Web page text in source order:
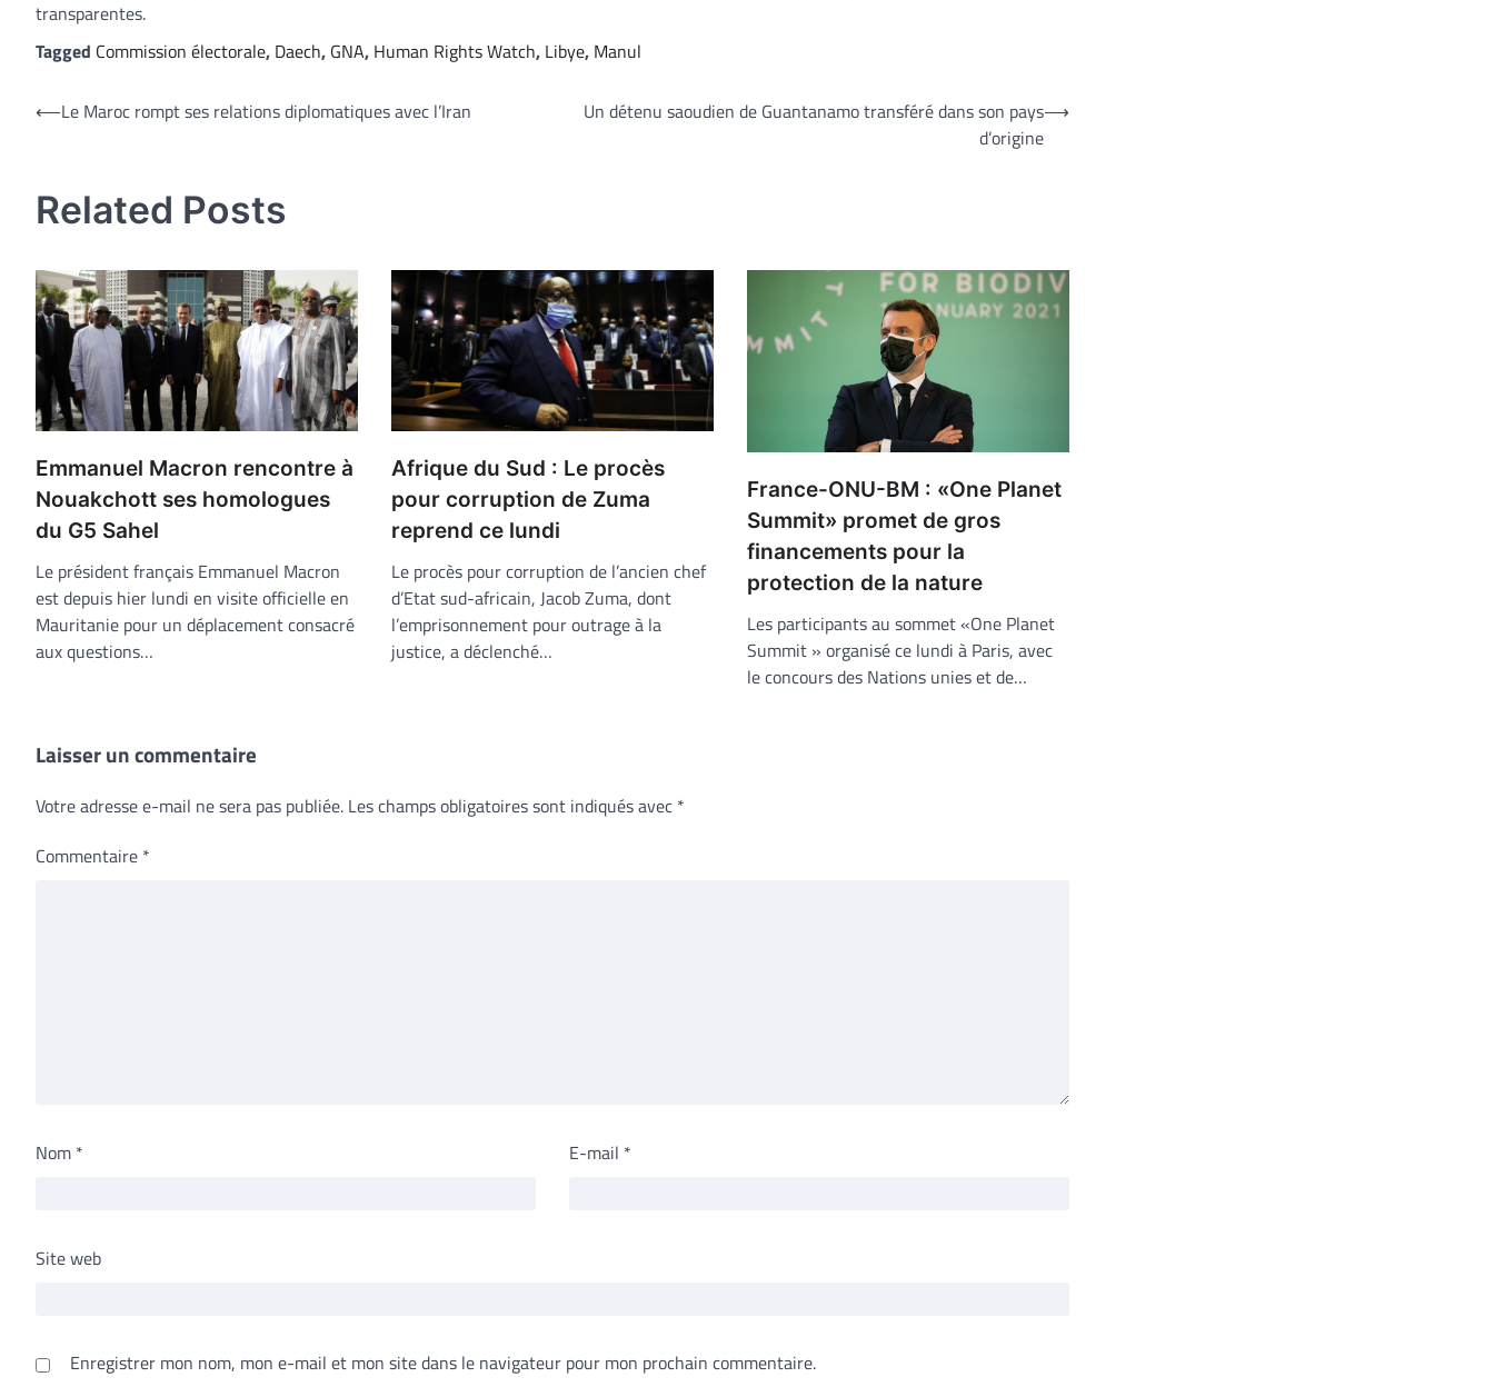
transparentes.
Tagged Commission électorale, Daech, GNA, Human Rights Watch, Libye, Manul
Navigation
⟵Le Maroc rompt ses relations diplomatiques avec l’Iran
Un détenu saoudien de Guantanamo transféré dans son pays
d’origine
⟶
Related Posts
Emmanuel Macron rencontre à
Nouakchott ses homologues
du G5 Sahel
Le président français Emmanuel Macron
est depuis hier lundi en visite officielle en
Mauritanie pour un déplacement consacré
aux questions…
Afrique du Sud : Le procès
pour corruption de Zuma
reprend ce lundi
Le procès pour corruption de l’ancien chef
d’Etat sud-africain, Jacob Zuma, dont
l’emprisonnement pour outrage à la
justice, a déclenché…
France-ONU-BM : «One Planet
Summit» promet de gros
financements pour la
protection de la nature
Les participants au sommet «One Planet
Summit » organisé ce lundi à Paris, avec
le concours des Nations unies et de…
Laisser un commentaire
Votre adresse e-mail ne sera pas publiée. Les champs obligatoires sont indiqués avec *
Commentaire *
Nom * E-mail *
Site web
Enregistrer mon nom, mon e-mail et mon site dans le navigateur pour mon prochain commentaire.